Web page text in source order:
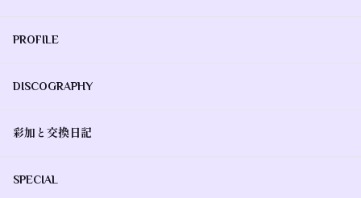
PROFILE
DISCOGRAPHY
彩加と交換日記
SPECIAL